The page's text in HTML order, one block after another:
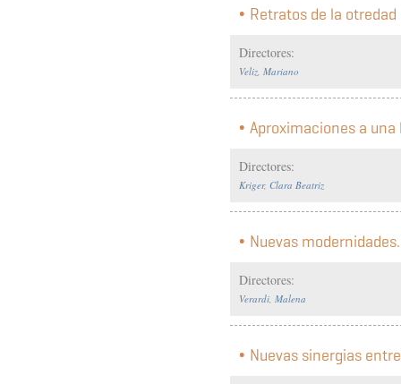
Retratos de la
Directores:
Veliz, Mariano
Aproximaciones a
Directores:
Kriger, Clara Beatriz
Nuevas
Directores:
Verardi, Malena
Nuevas sinergias